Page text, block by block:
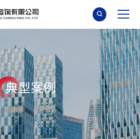

典型案例